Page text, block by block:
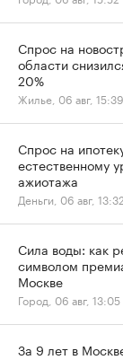
Спрос на
области
20%
Жилье, 06 авг, 15:39
Спрос на
естественному
ажиотажа
Деньги, 06 авг, 13:32
Сила воды: как
символом
Москве
Город, 06 авг, 13:05
За 9 лет в